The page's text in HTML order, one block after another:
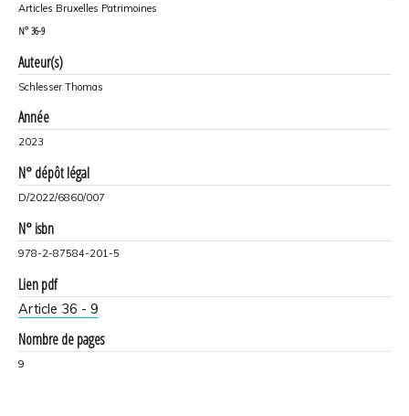
Articles Bruxelles Patrimoines
N° 36-9
Auteur(s)
Schlesser Thomas
Année
2023
N° dépôt légal
D/2022/6860/007
N° isbn
978-2-87584-201-5
Lien pdf
Article 36 - 9
Nombre de pages
9